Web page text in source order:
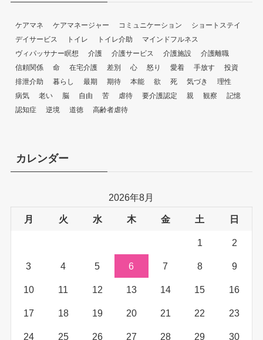
ケアマネ ケアマネージャー コミュニケーション
ショートステイ
デイサービス
トイレ トイレ介助
マインドフルネス
ヴィパッサナー瞑想
介護 介護サービス 介護施設
介護離職
信頼関係
命 在宅介護 差別 心 怒り 愛着 手放す
投資
排泄介助
暮らし 最期 期待 本能 欲 死 気づき
理性
病気
老い 脳 自由 苦 虐待 要介護認定 親 観察
記憶
認知症
逆境 道徳 高齢者虐待
カレンダー
2026年8月
月 火 水 木 金 土 日
1 2
3 4 5 6 7 8 9
10 11 12 13 14 15 16
17 18 19 20 21 22 23
24 25 26 27 28 29 30